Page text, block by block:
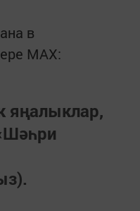
в
MАХ:
яңалыклар,